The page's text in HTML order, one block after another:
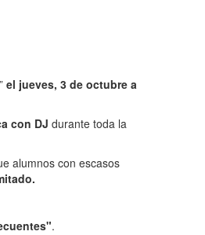
el jueves, 3 de octubre a
con DJ durante toda la
alumnos con escasos
.